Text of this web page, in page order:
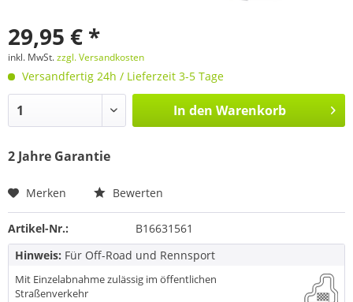
29,95 € *
inkl. MwSt.zzgl. Versandkosten
Versandfertig 24h / Lieferzeit 3-5 Tage
In den Warenkorb
2 Jahre Garantie
Merken Bewerten
Artikel-Nr.:
B16631561
Hinweis: Für Off-Road und Rennsport
Mit Einzelabnahme zulässig im öffentlichen
Straßenverkehr